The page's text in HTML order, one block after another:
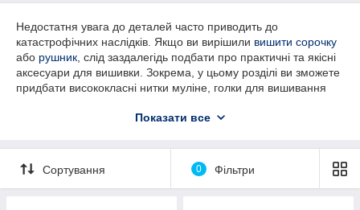
Недостатня увага до деталей часто приводить до
катастрофічних наслідків. Якщо ви вирішили вишити сорочку
або рушник , слід заздалегідь подбати про практичні та якісні
аксесуари для вишивки. Зокрема, у цьому розділі ви зможете
придбати висококласні нитки муліне, голки для вишивання
(органайзер) для намистинок. Завдяки таким зручним
і отримати від процесу справжнє задоволення. Також
зазначимо, що усі представлені товари цілком відповідають
міжнародним стандартам якості.
Показати все
Сортування 0 Фільтри